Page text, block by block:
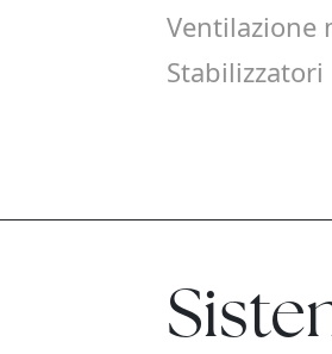
Ventilazione
Stabilizzatori